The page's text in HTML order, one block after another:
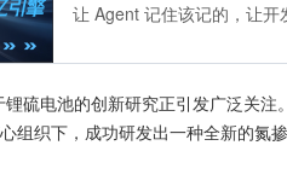
让 Agent 记住该记的，让
硫电池的创新研究正引发广泛关
组织下，成功研发出一种全新的氮